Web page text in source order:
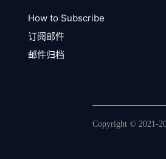
How to Subscribe
订阅邮件
邮件归档
Copyright © 2021-